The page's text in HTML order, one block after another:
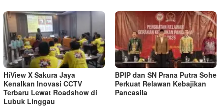
HiView X Sakura Jaya
Kenalkan Inovasi CCTV
Terbaru Lewat Roadshow di
Lubuk Linggau
BPIP dan SN Prana Putra Sohe
Perkuat Relawan Kebajikan
Pancasila